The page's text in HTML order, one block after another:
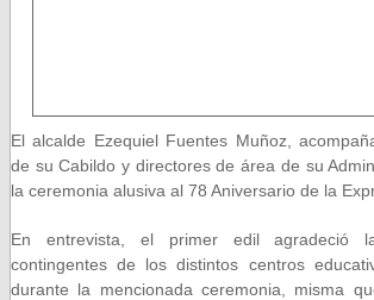
El alcalde Ezequiel Fuentes Muñoz,
de su Cabildo y directores de área de su
la ceremonia alusiva al 78 Aniversario de la
En entrevista, el primer edil agradeció
contingentes de los distintos centros
durante la mencionada ceremonia, misma